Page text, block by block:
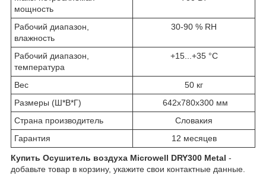
мощность
Рабочий диапазон,
влажность
30-90 % RH
Рабочий диапазон,
температура
+15...+35 °C
Вес
50 кг
Размеры (Ш*В*Г)
642х780х300 мм
Страна производитель
Словакия
Гарантия
12 месяцев
Купить Осушитель воздуха Microwell DRY300 Metal -
добавьте товар в корзину, укажите свои контактные данные.